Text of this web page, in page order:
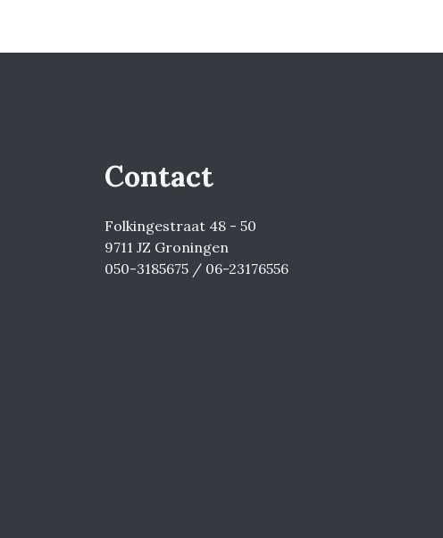
Contact
Folkingestraat 48 - 50
9711 JZ Groningen
050-3185675 / 06-23176556